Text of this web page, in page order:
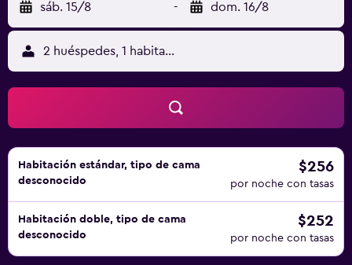
sáb. 15/8 - dom. 16/8
2 huéspedes, 1 habitación
Habitación estándar, tipo de cama
desconocido
$256
por noche con tasas
Habitación doble, tipo de cama
desconocido
$252
por noche con tasas